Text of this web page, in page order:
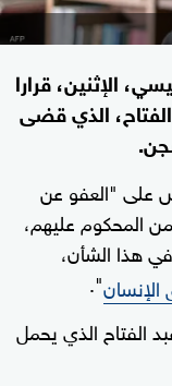
الإثنين، قرارا
الذي قضى
على "العفو عن
المحكوم عليهم،
في هذا الشأن،
".
عبد الفتاح الذي يحمل